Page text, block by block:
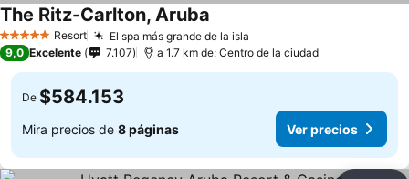
5 Estrellas Resort El spa más grande de la isla
The Ritz-Carlton, Aruba
9,0 Excelente 7.107 a 1.7 km de: Centro de la ciudad
De $584.153
Mira precios de 8 páginas Ver precios